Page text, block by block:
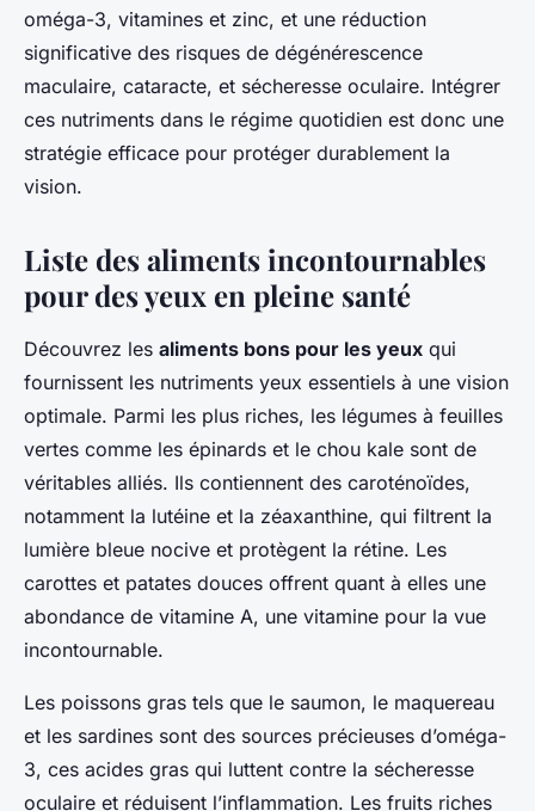
oméga-3, vitamines et zinc, et une réduction
significative des risques de dégénérescence
maculaire, cataracte, et sécheresse oculaire. Intégrer
ces nutriments dans le régime quotidien est donc une
stratégie efficace pour protéger durablement la
vision.
Liste des aliments incontournables
pour des yeux en pleine santé
Découvrez les aliments bons pour les yeux qui
fournissent les nutriments yeux essentiels à une vision
optimale. Parmi les plus riches, les légumes à feuilles
vertes comme les épinards et le chou kale sont de
véritables alliés. Ils contiennent des caroténoïdes,
notamment la lutéine et la zéaxanthine, qui filtrent la
lumière bleue nocive et protègent la rétine. Les
carottes et patates douces offrent quant à elles une
abondance de vitamine A, une vitamine pour la vue
incontournable.
Les poissons gras tels que le saumon, le maquereau
et les sardines sont des sources précieuses d’oméga-
3, ces acides gras qui luttent contre la sécheresse
oculaire et réduisent l’inflammation. Les fruits riches